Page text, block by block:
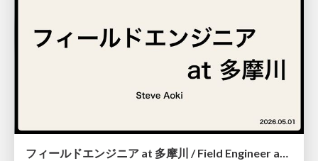
フィールドエンジニア at 多摩川 / Field Engineer at Tamagawa